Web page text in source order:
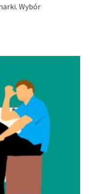
Wybór